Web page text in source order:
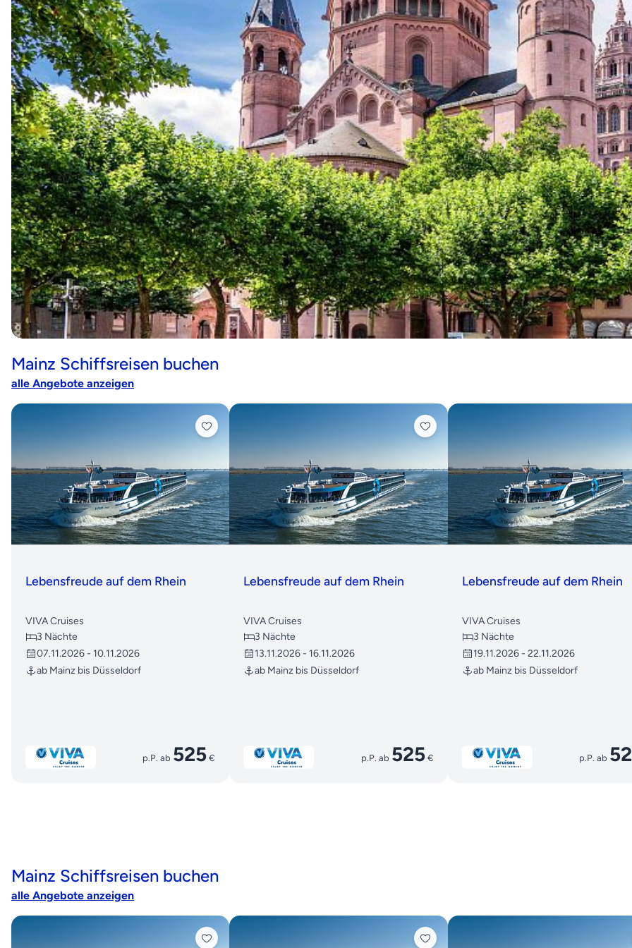
Mainz Schiffsreisen buchen
alle Angebote anzeigen
Lebensfreude auf dem Rhein
VIVA Cruises
3 Nächte
07.11.2026 - 10.11.2026
ab Mainz bis Düsseldorf
p.P. ab 525 €
Lebensfreude auf dem Rhein
VIVA Cruises
3 Nächte
13.11.2026 - 16.11.2026
ab Mainz bis Düsseldorf
p.P. ab 525€
Lebensfreude auf dem Rhein
VIVA Cruises
3 Nächte
19.11.2026 - 22.11.2026
ab Mainz bis Düsseldorf
p.P. ab
Mainz Schiffsreisen buchen
alle Angebote anzeigen